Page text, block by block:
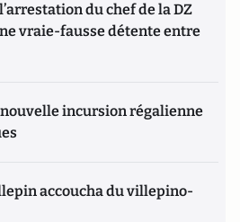
du chef de la DZ
vraie-fausse détente entre
nouvelle incursion régalienne
accoucha du villepino-